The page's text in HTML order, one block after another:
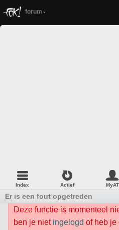
forum
Index Actief MyAT
Er is een fout opgetreden
Deze functie is momenteel
ben je niet ingelogd of heb je